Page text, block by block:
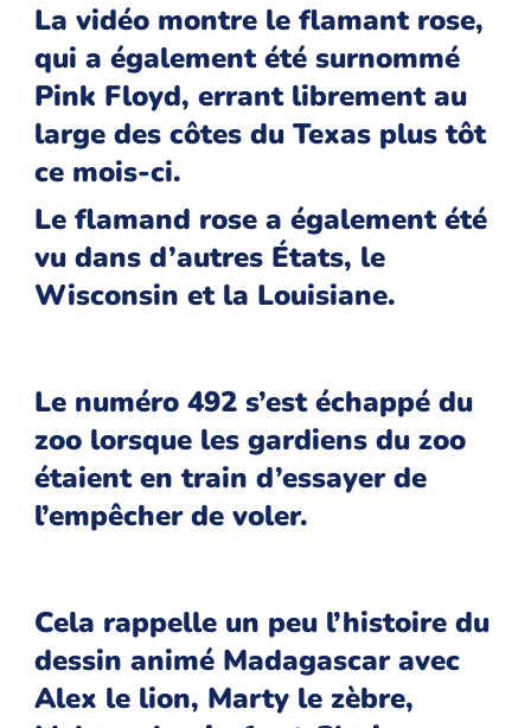
La vidéo montre le flamant rose,
qui a également été surnommé
Pink Floyd, errant librement au
large des côtes du Texas plus tôt
ce mois-ci.
Le flamand rose a également été
vu dans d’autres États, le
Wisconsin et la Louisiane.
Le numéro 492 s’est échappé du
zoo lorsque les gardiens du zoo
étaient en train d’essayer de
l’empêcher de voler.
Cela rappelle un peu l’histoire du
dessin animé Madagascar avec
Alex le lion, Marty le zèbre,